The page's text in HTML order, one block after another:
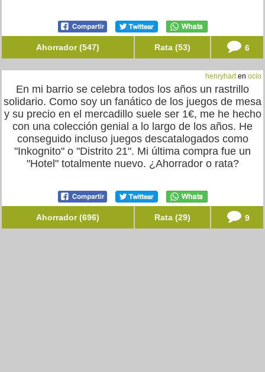
Ahorrador (547) Rata (53) 6
henryharten ocio
En mi barrio se celebra todos los años un rastrillo
solidario. Como soy un fanático de los juegos de mesa
y su precio en el mercadillo suele ser 1€, me he hecho
con una colección genial a lo largo de los años. He
conseguido incluso juegos descatalogados como
"Inkognito" o "Distrito 21". Mi última compra fue un
"Hotel" totalmente nuevo. ¿Ahorrador o rata?
Ahorrador (696) Rata (29) 9